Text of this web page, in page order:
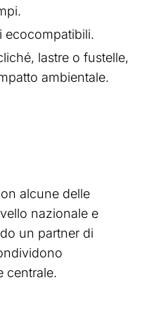
ecocompatibili.
lastre o fustelle,
ambientale.
alcune delle
nazionale e
un partner di
centrale.